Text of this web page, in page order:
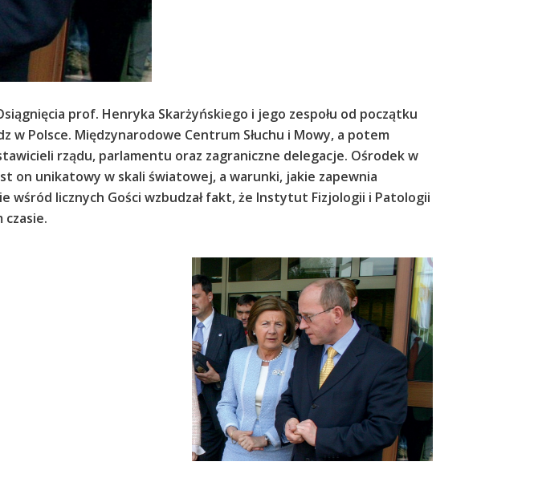
prof. Henryka Skarżyńskiego i jego zespołu od początku
w Polsce. Międzynarodowe Centrum Słuchu i Mowy, a potem
rządu, parlamentu oraz zagraniczne delegacje. Ośrodek w
on unikatowy w skali światowej, a warunki, jakie zapewnia
wśród licznych Gości wzbudzał fakt, że Instytut Fizjologii i Patologii
czasie.